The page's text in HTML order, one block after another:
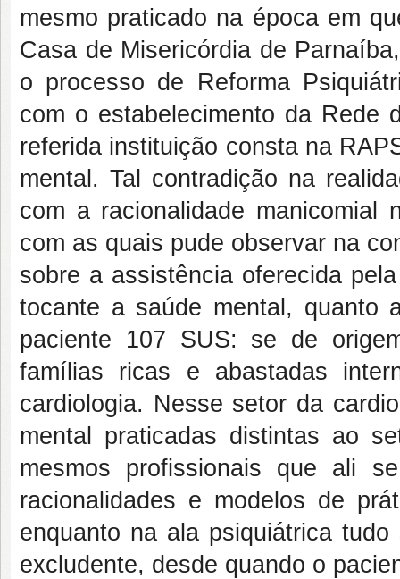
mesmo praticado na época em
Casa de Misericórdia de
o processo de Reforma
com o estabelecimento da Rede
referida instituição consta na
mental. Tal contradição na
com a racionalidade
com as quais pude observar na
sobre a assistência oferecida
tocante a saúde mental, quanto
paciente 107 SUS: se de
famílias ricas e abastadas
cardiologia. Nesse setor da
mental praticadas distintas ao
mesmos profissionais que ali
racionalidades e modelos de
enquanto na ala psiquiátrica
excludente, desde quando o